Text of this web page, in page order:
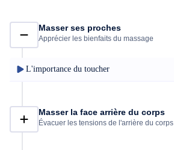
Masser ses proches
Apprécier les bienfaits du massage
L'importance du toucher
Masser la face arrière du corps
Évacuer les tensions de l'arrière du corps